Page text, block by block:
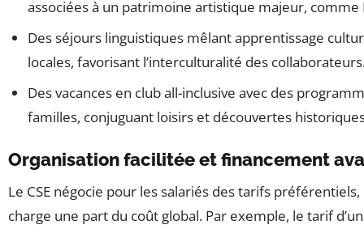
associées à un patrimoine artistique majeur, comme
Des séjours linguistiques mêlant apprentissage
locales, favorisant l’interculturalité des
Des vacances en club all-inclusive avec des
familles, conjuguant loisirs et découvertes
Organisation facilitée et financement
Le CSE négocie pour les salariés des tarifs
charge une part du coût global. Par exemple, le tarif